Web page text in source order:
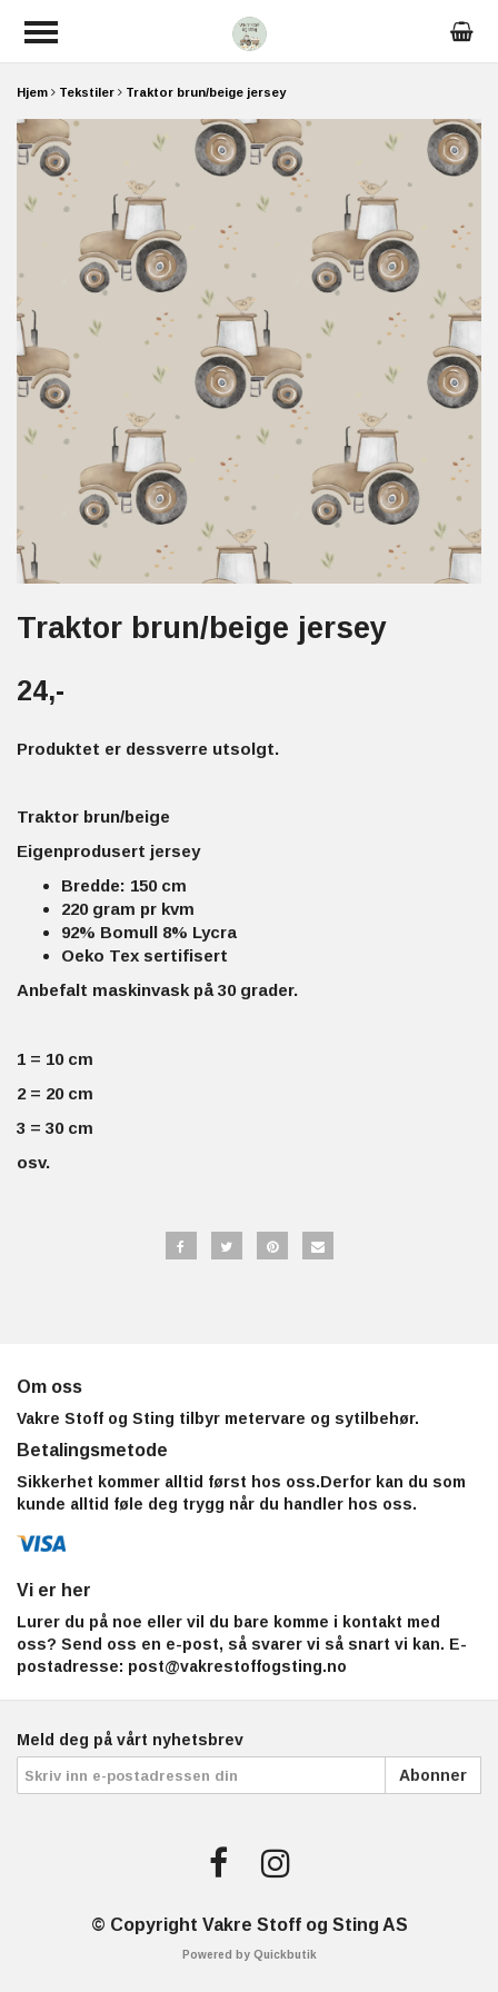
Hjem Tekstiler Traktor brun/beige jersey
Traktor brun/beige jersey
24,-
Produktet er dessverre utsolgt.
Traktor brun/beige
Eigenprodusert jersey
Bredde: 150 cm
220 gram pr kvm
92% Bomull 8% Lycra
Oeko Tex sertifisert
Anbefalt maskinvask på 30 grader.
1 = 10 cm
2 = 20 cm
3 = 30 cm
osv.
Om oss
Vakre Stoff og Sting tilbyr metervare og sytilbehør.
Betalingsmetode
Sikkerhet kommer alltid først hos oss.Derfor kan du som
kunde alltid føle deg trygg når du handler hos oss.
Vi er her
Lurer du på noe eller vil du bare komme i kontakt med
oss? Send oss en e-post, så svarer vi så snart vi kan. E-
postadresse: post@vakrestoffogsting.no
Meld deg på vårt nyhetsbrev
Abonner
© Copyright Vakre Stoff og Sting AS
Powered by Quickbutik